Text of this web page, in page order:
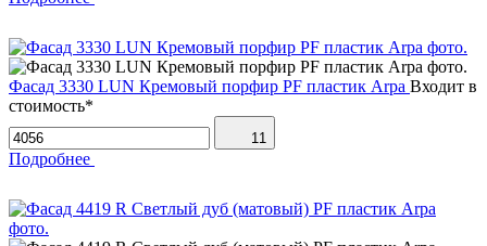
Фасад 3330 LUN Кремовый порфир PF пластик Arpa Входит в
стоимость*
11
Подробнее